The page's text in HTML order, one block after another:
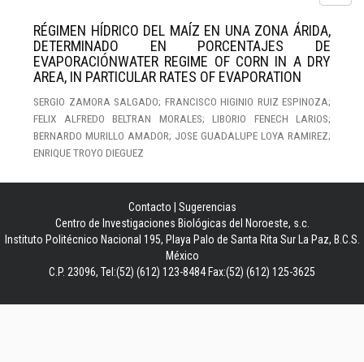
RÉGIMEN HÍDRICO DEL MAÍZ EN UNA ZONA ÁRIDA,
DETERMINADO EN PORCENTAJES DE
EVAPORACIÓNWATER REGIME OF CORN IN A DRY
AREA, IN PARTICULAR RATES OF EVAPORATION
SERGIO ZAMORA SALGADO; FRANCISCO HIGINIO RUIZ ESPINOZA;
FELIX ALFREDO BELTRAN MORALES; LIBORIO FENECH LARIOS;
BERNARDO MURILLO AMADOR; JOSE GUADALUPE LOYA RAMIREZ;
ENRIQUE TROYO DIEGUEZ
Contacto
Sugerencias
Centro de Investigaciones Biológicas del Noroeste, s.c.
Instituto Politécnico Nacional 195, Playa Palo de Santa Rita Sur La Paz, B.C.S.
México
C.P. 23096, Tel:(52) (612) 123-8484 Fax:(52) (612) 125-3625